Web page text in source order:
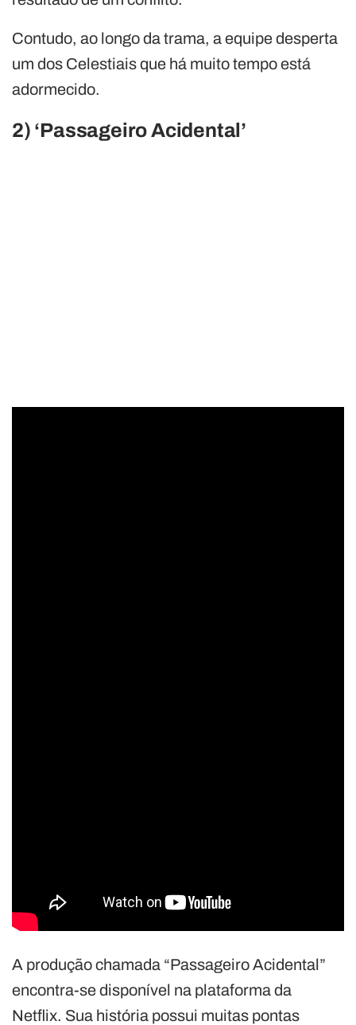
Contudo, ao longo da trama, a equipe desperta
um dos Celestiais que há muito tempo está
adormecido.
2) ‘Passageiro Acidental’
A produção chamada “Passageiro Acidental”
encontra-se disponível na plataforma da
Netflix. Sua história possui muitas pontas